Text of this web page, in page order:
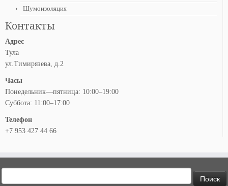
Шумоизоляция
Контакты
Адрес
Тула
ул.Тимирязева, д.2
Часы
Понедельник—пятница: 10:00–19:00
Суббота: 11:00–17:00
Телефон
+7 953 427 44 66